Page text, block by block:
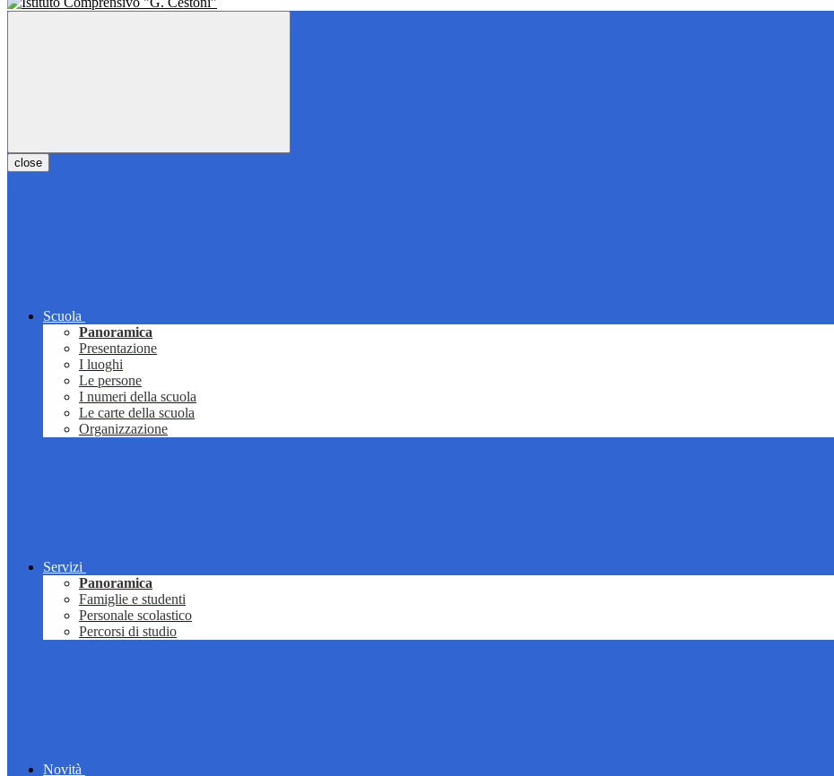
close
Scuola
Panoramica
Presentazione
I luoghi
Le persone
I numeri della scuola
Le carte della scuola
Organizzazione
Servizi
Panoramica
Famiglie e studenti
Personale scolastico
Percorsi di studio
Novità